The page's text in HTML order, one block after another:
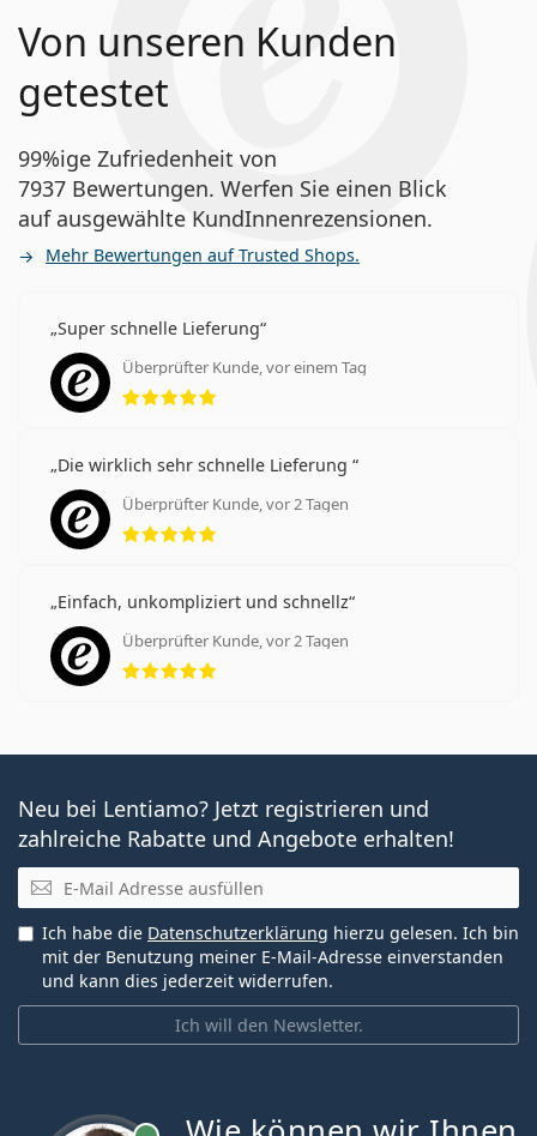
Von unseren Kunden
getestet
99%ige Zufriedenheit von
7937 Bewertungen. Werfen Sie einen Blick
auf ausgewählte KundInnenrezensionen.
Mehr Bewertungen auf Trusted Shops.
Super schnelle Lieferung
Überprüfter Kunde, vor einem Tag
Bewertung 5 aus 5
Die wirklich sehr schnelle Lieferung
Überprüfter Kunde, vor 2 Tagen
Bewertung 5 aus 5
Einfach, unkompliziert und schnellz
Überprüfter Kunde, vor 2 Tagen
Bewertung 5 aus 5
Neu bei Lentiamo? Jetzt registrieren und
zahlreiche Rabatte und Angebote erhalten!
E-Mail
Ich will den Newsletter.
Ich habe die Datenschutzerklärung hierzu gelesen. Ich bin
mit der Benutzung meiner E-Mail-Adresse einverstanden
und kann dies jederzeit widerrufen.